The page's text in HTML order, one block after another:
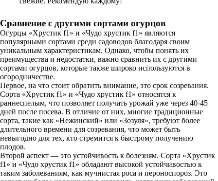
Сравнение с другими сортами огурцов
Огурцы «Хрустик f1» и «Чудо хрустик f1» являются
популярными сортами среди садоводов благодаря своим
уникальным характеристикам. Однако, чтобы понять их
преимущества и недостатки, важно сравнить их с другими
сортами огурцов, которые также широко используются в
огородничестве.
Первое, на что стоит обратить внимание, это срок созревания.
Сорта «Хрустик f1» и «Чудо хрустик f1» относятся к
раннеспелым, что позволяет получать урожай уже через 40-45
дней после посева. В отличие от них, многие традиционные
сорта, такие как «Нежинский» или «Зозуля», требуют более
длительного времени для созревания, что может быть
невыгодно для тех, кто стремится к быстрому получению
плодов.
Второй аспект — это устойчивость к болезням. Сорта «Хрустик
f1» и «Чудо хрустик f1» обладают высокой устойчивостью к
таким заболеваниям, как мучнистая роса и пероноспороз. Это